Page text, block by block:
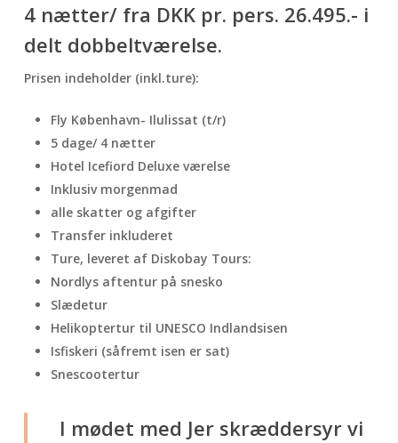
4 nætter/ fra DKK pr. pers. 26.495.- i
delt dobbeltværelse.
Prisen indeholder (inkl.ture):
Fly København- Ilulissat (t/r)
5 dage/ 4 nætter
Hotel Icefiord Deluxe værelse
Inklusiv morgenmad
alle skatter og afgifter
Transfer inkluderet
Ture, leveret af Diskobay Tours:
Nordlys aftentur på snesko
Slædetur
Helikoptertur til UNESCO Indlandsisen
Isfiskeri (såfremt isen er sat)
Snescootertur
I mødet med Jer skræddersyr vi